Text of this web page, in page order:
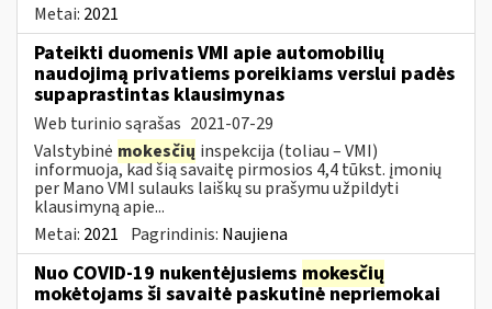
Metai: 2021
Pateikti duomenis VMI apie automobilių
naudojimą privatiems poreikiams verslui padės
supaprastintas klausimynas
Web turinio sąrašas 2021-07-29
Valstybinė mokesčių inspekcija (toliau – VMI)
informuoja, kad šią savaitę pirmosios 4,4 tūkst. įmonių
per Mano VMI sulauks laiškų su prašymu užpildyti
klausimyną apie...
Metai: 2021 Pagrindinis: Naujiena
Nuo COVID-19 nukentėjusiems mokesčių
mokėtojams ši savaitė paskutinė nepriemokai